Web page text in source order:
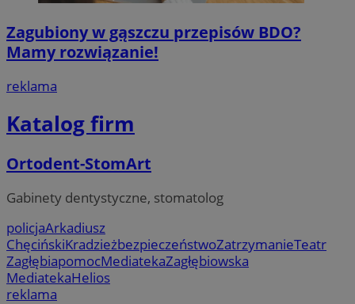
Zagubiony w gąszczu przepisów BDO?
Mamy rozwiązanie!
reklama
Katalog firm
Ortodent-StomArt
Gabinety dentystyczne, stomatolog
policjaArkadiusz
ChęcińskiKradzieżbezpieczeństwoZatrzymanieTeatr
ZagłębiapomocMediatekaZagłębiowska
MediatekaHelios
reklama